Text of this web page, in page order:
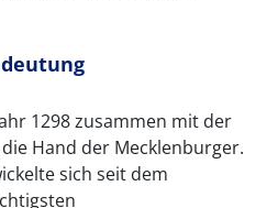
1298 zusammen mit der
Hand der Mecklenburger.
sich seit dem